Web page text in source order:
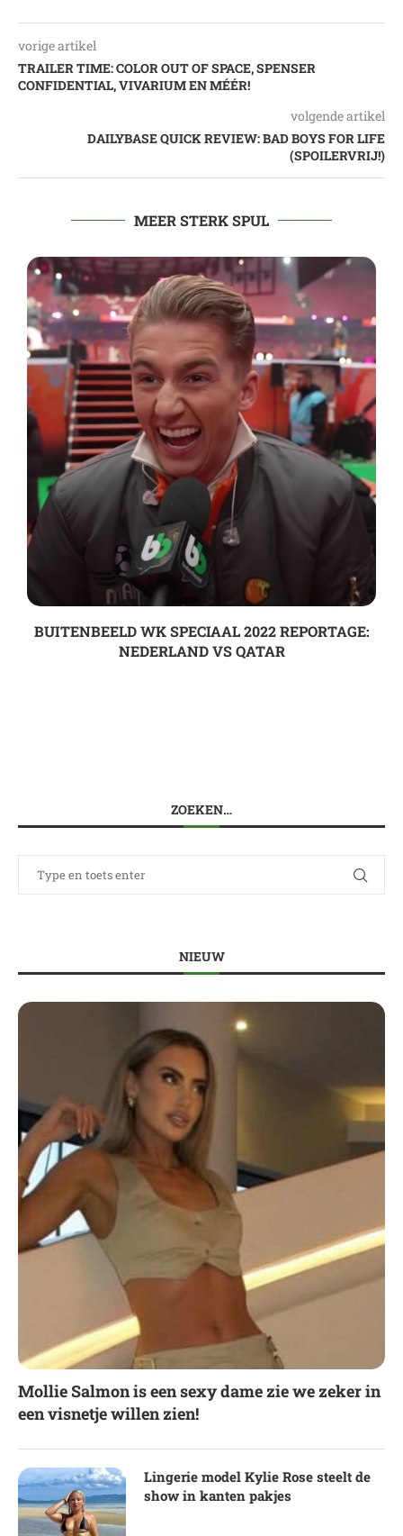
vorige artikel
TRAILER TIME: COLOR OUT OF SPACE, SPENSER
CONFIDENTIAL, VIVARIUM EN MÉÉR!
volgende artikel
DAILYBASE QUICK REVIEW: BAD BOYS FOR LIFE
(SPOILERVRIJ!)
MEER STERK SPUL
BUITENBEELD WK SPECIAAL 2022 REPORTAGE:
NEDERLAND VS QATAR
ZOEKEN…
NIEUW
Mollie Salmon is een sexy dame zie we zeker in
een visnetje willen zien!
Lingerie model Kylie Rose steelt de
show in kanten pakjes